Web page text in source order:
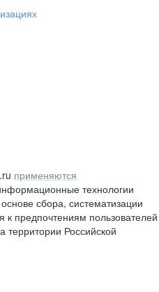
применяются
технологии
сбора, систематизации
к предпочтениям пользователей
территории Российской